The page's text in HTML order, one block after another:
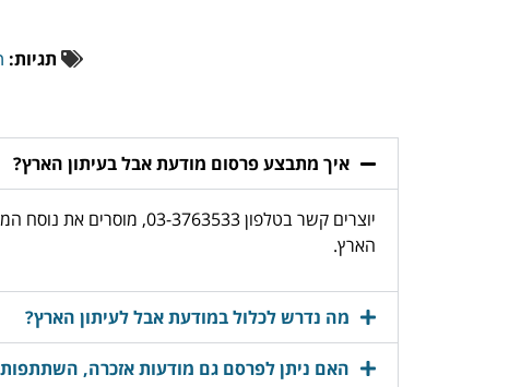
תגיות:
איך מתבצע פרסום מודעת אבל בעיתון הארץ?
יוצרים קשר בטלפון 03-
הארץ.
מה נדרש לכלול במודעת אבל לעיתון הארץ?
האם ניתן לפרסם גם מודעות אזכרה,